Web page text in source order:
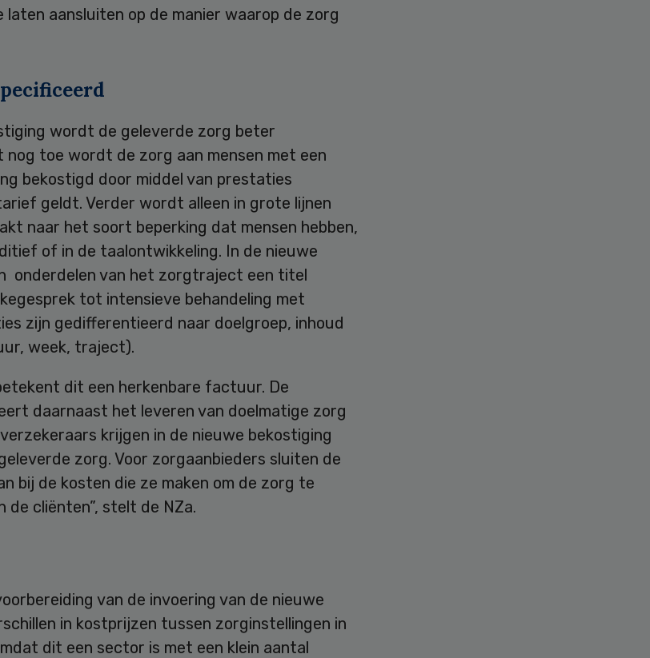
aansluiten op de manier waarop de zorg
wordt de geleverde zorg beter
nog toe wordt de zorg aan mensen met een
bekostigd door middel van prestaties
geldt. Verder wordt alleen in grote lijnen
naar het soort beperking dat mensen hebben,
of in de taalontwikkeling. In de nieuwe
onderdelen van het zorgtraject een titel
tot intensieve behandeling met
zijn gedifferentieerd naar doelgroep, inhoud
week, traject).
dit een herkenbare factuur. De
daarnaast het leveren van doelmatige zorg
krijgen in de nieuwe bekostiging
zorg. Voor zorgaanbieders sluiten de
bij de kosten die ze maken om de zorg te
de cliënten”, stelt de NZa.
van de invoering van de nieuwe
in kostprijzen tussen zorginstellingen in
dit een sector is met een klein aantal